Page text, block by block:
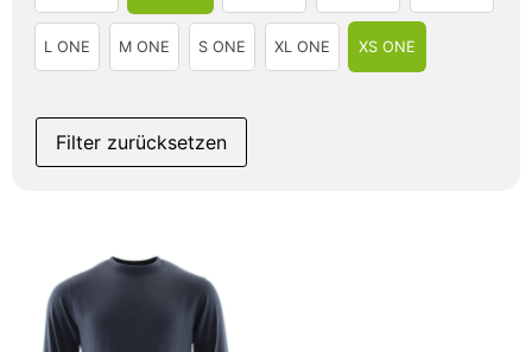
L ONE M ONE S ONE XL ONE XS ONE
Filter zurücksetzen